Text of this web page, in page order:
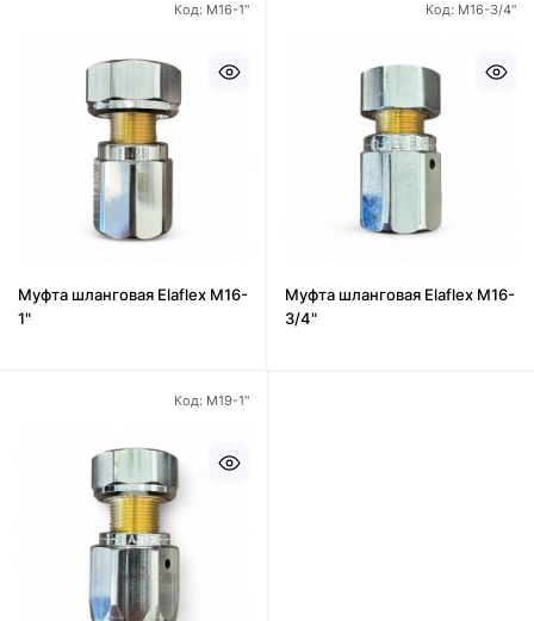
Код: M16-1"
Муфта шланговая Elaflex M16-
1"
Код: M16-3/4"
Муфта шланговая Elaflex M16-
3/4"
Код: M19-1"